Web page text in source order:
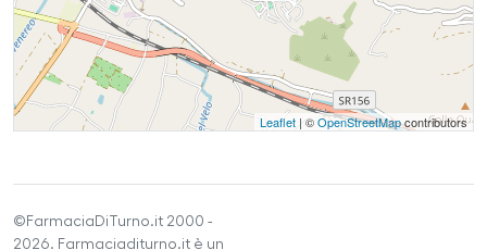
Leaflet | ©OpenStreetMapcontributors
©FarmaciaDiTurno.it 2000 -
2026. Farmaciaditurno.it è un